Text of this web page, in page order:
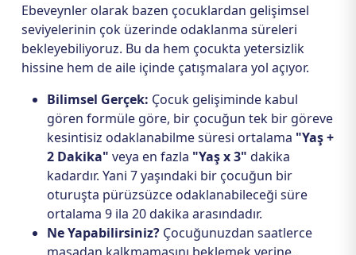
Ebeveynler olarak bazen çocuklardan gelişimsel
seviyelerinin çok üzerinde odaklanma süreleri
bekleyebiliyoruz. Bu da hem çocukta yetersizlik
hissine hem de aile içinde çatışmalara yol açıyor.
Bilimsel Gerçek: Çocuk gelişiminde kabul
gören formüle göre, bir çocuğun tek bir göreve
kesintisiz odaklanabilme süresi ortalama "Yaş +
2 Dakika" veya en fazla "Yaş x 3" dakika
kadardır. Yani 7 yaşındaki bir çocuğun bir
oturuşta pürüzsüzce odaklanabileceği süre
ortalama 9 ila 20 dakika arasındadır.
Ne Yapabilirsiniz? Çocuğunuzdan saatlerce
masadan kalkmamasını beklemek yerine,